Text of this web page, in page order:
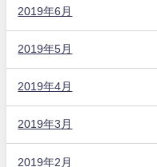
2019年6月
2019年5月
2019年4月
2019年3月
2019年2月